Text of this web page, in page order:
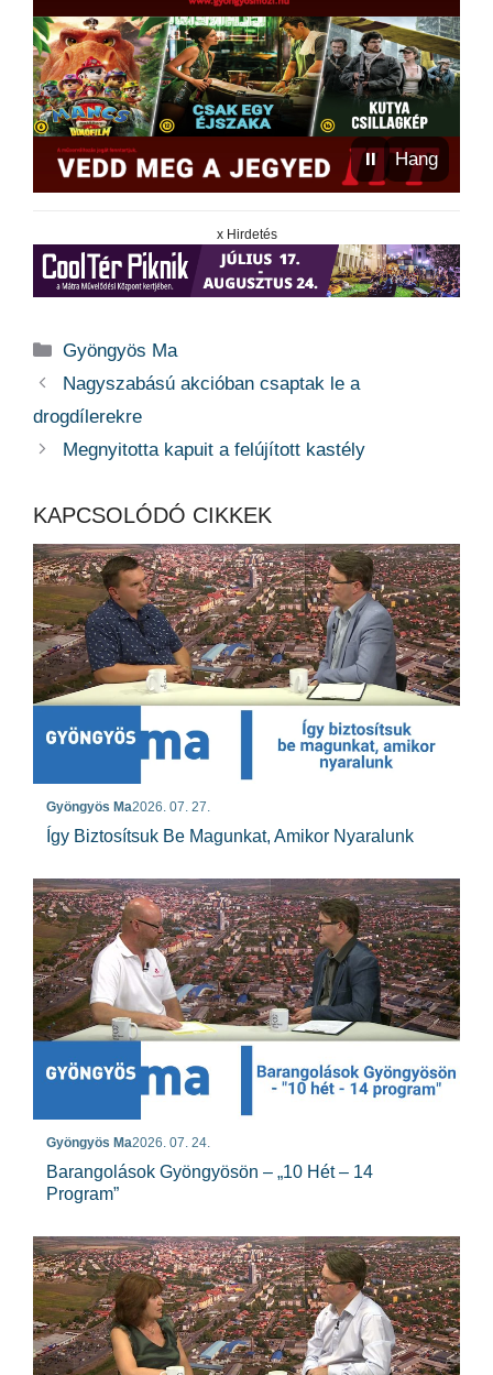
⏸ Hang
x Hirdetés
Kategória
Gyöngyös Ma
Nagyszabású akcióban csaptak le a
drogdílerekre
Megnyitotta kapuit a felújított kastély
KAPCSOLÓDÓ CIKKEK
Gyöngyös Ma2026. 07. 27.
Így Biztosítsuk Be Magunkat, Amikor Nyaralunk
Gyöngyös Ma2026. 07. 24.
Barangolások Gyöngyösön – „10 Hét – 14
Program”